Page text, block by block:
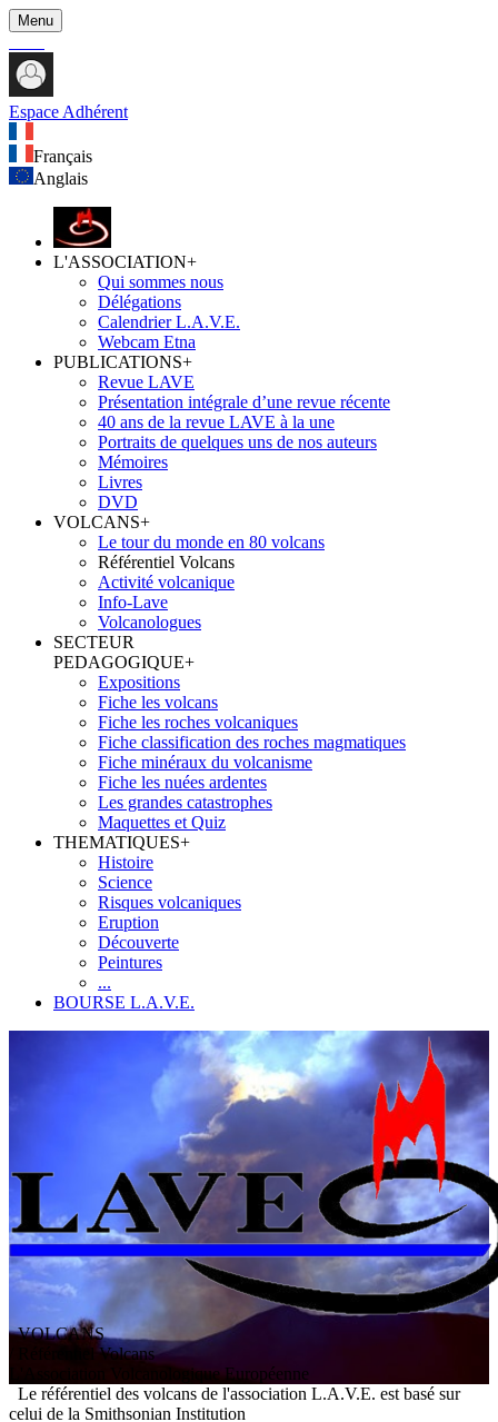
Menu
Espace Adhérent
Français
Anglais
L'ASSOCIATION+
Qui sommes nous
Délégations
Calendrier L.A.V.E.
Webcam Etna
PUBLICATIONS+
Revue LAVE
Présentation intégrale d’une revue récente
40 ans de la revue LAVE à la une
Portraits de quelques uns de nos auteurs
Mémoires
Livres
DVD
VOLCANS+
Le tour du monde en 80 volcans
Référentiel Volcans
Activité volcanique
Info-Lave
Volcanologues
SECTEUR
PEDAGOGIQUE+
Expositions
Fiche les volcans
Fiche les roches volcaniques
Fiche classification des roches magmatiques
Fiche minéraux du volcanisme
Fiche les nuées ardentes
Les grandes catastrophes
Maquettes et Quiz
THEMATIQUES+
Histoire
Science
Risques volcaniques
Eruption
Découverte
Peintures
...
BOURSE L.A.V.E.
VOLCANS
/ Référentiel Volcans
ssociation V olcanologiqueEuropéenne
Le référentiel des volcans de l'association L.A.V.E. est basé sur
celui de la Smithsonian Institution